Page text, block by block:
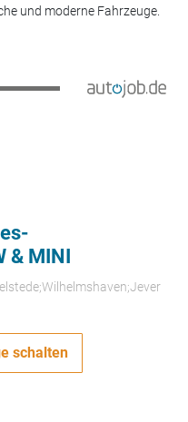
und moderne Fahrzeuge.
& MINI
schalten